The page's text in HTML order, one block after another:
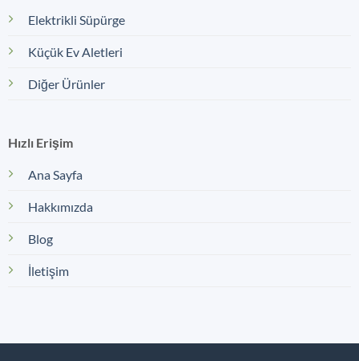
Elektrikli Süpürge
Küçük Ev Aletleri
Diğer Ürünler
Hızlı Erişim
Ana Sayfa
Hakkımızda
Blog
İletişim